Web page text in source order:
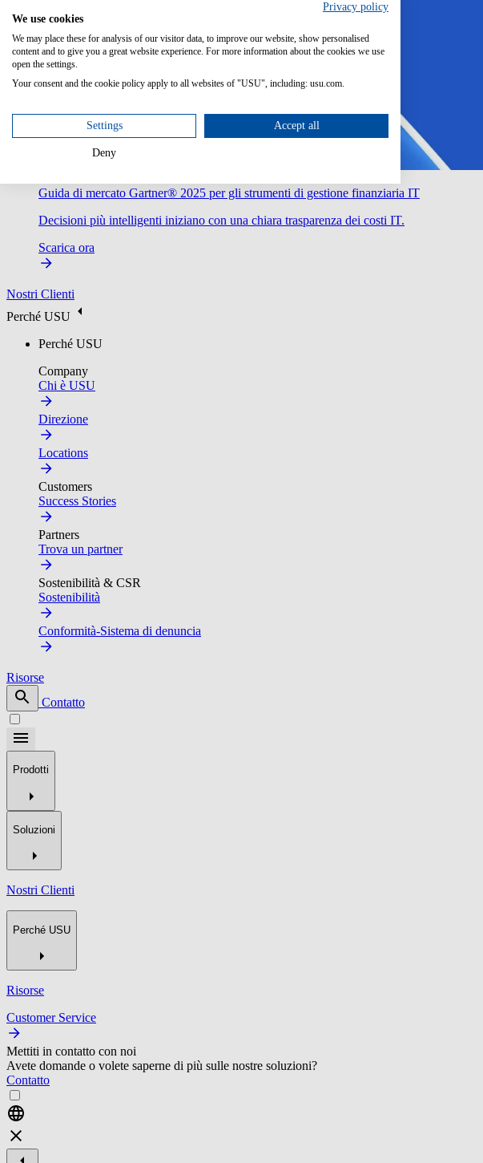
Guida di mercato Gartner® 2025 per gli strumenti di gestione finanziaria IT
Decisioni più intelligenti iniziano con una chiara trasparenza dei costi IT.
Scarica ora
Nostri Clienti
Perché USU
Perché USU
Company
Chi è USU
Direzione
Locations
Customers
Success Stories
Partners
Trova un partner
Sostenibilità & CSR
Sostenibilità
Conformità-Sistema di denuncia
Risorse
Contatto
Prodotti
Soluzioni
Nostri Clienti
Perché USU
Risorse
Customer Service
Mettiti in contatto con noi
Avete domande o volete saperne di più sulle nostre soluzioni?
Contatto
Privacy policy
We use cookies
We may place these for analysis of our visitor data, to improve our website, show personalised
content and to give you a great website experience. For more information about the cookies we use
open the settings.
Your consent and the cookie policy apply to all websites of "USU", including: usu.com.
Settings Accept all
Deny